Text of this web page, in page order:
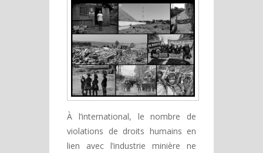
À l’international, le nombre de
violations de droits humains en
lien avec l’industrie minière ne